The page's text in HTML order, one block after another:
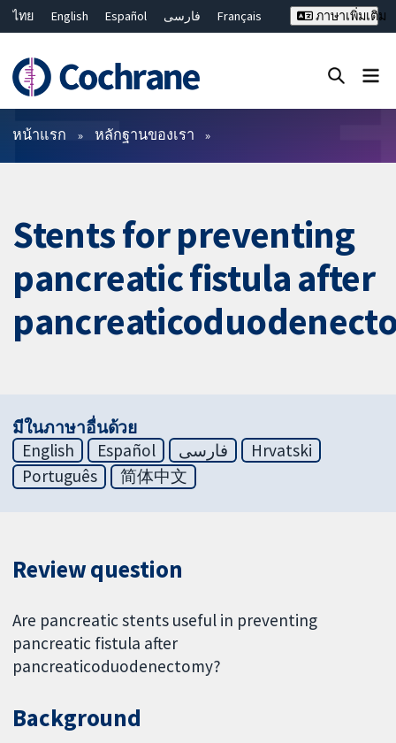
ไทย English Español فارسی
Français
Bahasa Malaysia
繁體中文 简体中文
ภาษาเพิ่มเติม
ตัวกรอง
หน้าแรก หลักฐานของเรา
Stents for preventing
pancreatic fistula after
มีในภาษาอื่นด้วย
English
Español فارسی
Hrvatski
Português
简体中文
Review question
Are pancreatic stents useful in preventing
pancreatic fistula after
pancreaticoduodenectomy?
Background